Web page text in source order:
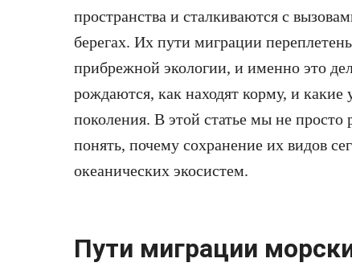
пространства и сталкиваются с
берегах. Их пути миграции
прибрежной экологии, и именно это
рождаются, как находят корму, и
поколения. В этой статье мы не
понять, почему сохранение их видов
океанических экосистем.
Пути миграции